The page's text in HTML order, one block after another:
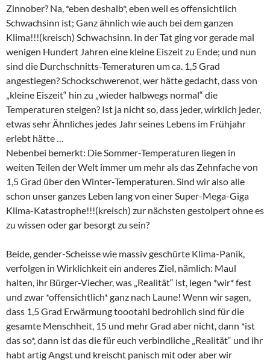
Zinnober? Na, *eben deshalb*, eben weil es offensichtlich
Schwachsinn ist; Ganz ähnlich wie auch bei dem ganzen
Klima!!!(kreisch) Schwachsinn. In der Tat ging vor gerade mal
wenigen Hundert Jahren eine kleine Eiszeit zu Ende; und nun
sind die Durchschnitts-Temeraturen um ca. 1,5 Grad
angestiegen? Schockschwerenot, wer hätte gedacht, dass von
„kleine Eiszeit“ hin zu „wieder halbwegs normal“ die
Temperaturen steigen? Ist ja nicht so, dass jeder, wirklich jeder,
etwas sehr Ähnliches jedes Jahr seines Lebens im Frühjahr
erlebt hätte …
Nebenbei bemerkt: Die Sommer-Temperaturen liegen in
weiten Teilen der Welt immer um mehr als das Zehnfache von
1,5 Grad über den Winter-Temperaturen. Sind wir also alle
schon unser ganzes Leben lang von einer Super-Mega-Giga
Klima-Katastrophe!!!(kreisch) zur nächsten gestolpert ohne es
zu wissen oder gar besorgt zu sein?
Beide, gender-Scheisse wie massiv geschürte Klima-Panik,
verfolgen in Wirklichkeit ein anderes Ziel, nämlich: Maul
halten, ihr Bürger-Viecher, was „Realität“ ist, legen *wir* fest
und zwar *offensichtlich* ganz nach Laune! Wenn wir sagen,
dass 1,5 Grad Erwärmung toootahl bedrohlich sind für die
gesamte Menschheit, 15 und mehr Grad aber nicht, dann *ist
das so*, dann ist das die für euch verbindliche „Realität“ und ihr
habt artig Angst und kreischt panisch mit oder aber wir